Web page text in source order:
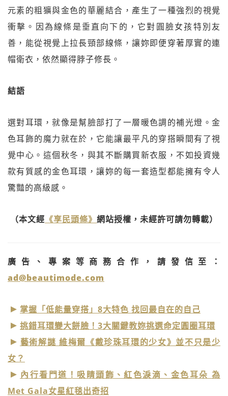
元素的粗獷與金色的華麗結合，產生了一種強烈的視覺
衝擊。因為線條是垂直向下的，它對圓臉女孩特別友
善，能從視覺上拉長頸部線條，讓妳即便穿著厚實的連
帽衛衣，依然顯得脖子修長。
結語
選對耳環，就像是幫臉部打了一層暖色調的補光燈。金
色耳飾的魔力就在於，它能讓最平凡的穿搭瞬間有了視
覺中心。這個秋冬，與其不斷購買新衣服，不如投資幾
款有質感的金色耳環，讓妳的每一套造型都能擁有令人
驚豔的高級感。
（本文經 《享民頭條》 網站授權，未經許可請勿轉載）
廣告、專案等商務合作，請發信至：
ad@beautimode.com
掌握「低能量穿搭」8大特色 找回最自在的自己
挑錯耳環變大餅臉！3大關鍵教妳挑選命定圓圈耳環
藝術解謎 維梅爾《戴珍珠耳環的少女》並不只是少
女？
內行看門道！吸睛頭飾、紅色淚滴、金色耳朵 為
Met Gala女星紅毯出奇招